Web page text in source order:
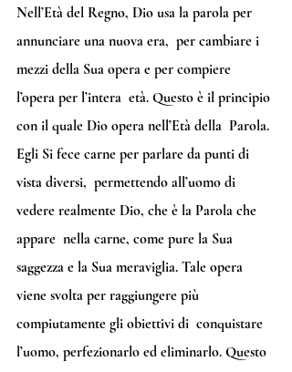
Nell’Età del Regno, Dio usa la parola per
annunciare una nuova era,  per cambiare i
mezzi della Sua opera e per compiere
l’opera per l’intera  età. Questo è il principio
con il quale Dio opera nell’Età della  Parola.
Egli Si fece carne per parlare da punti di
vista diversi,  permettendo all’uomo di
vedere realmente Dio, che è la Parola che
appare  nella carne, come pure la Sua
saggezza e la Sua meraviglia. Tale opera
viene svolta per raggiungere più
compiutamente gli obiettivi di  conquistare
l’uomo, perfezionarlo ed eliminarlo. Questo